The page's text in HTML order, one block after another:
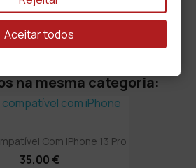
na mesma categoria:
Com IPhone 13 Pro
35,00 €
Aceitar todos